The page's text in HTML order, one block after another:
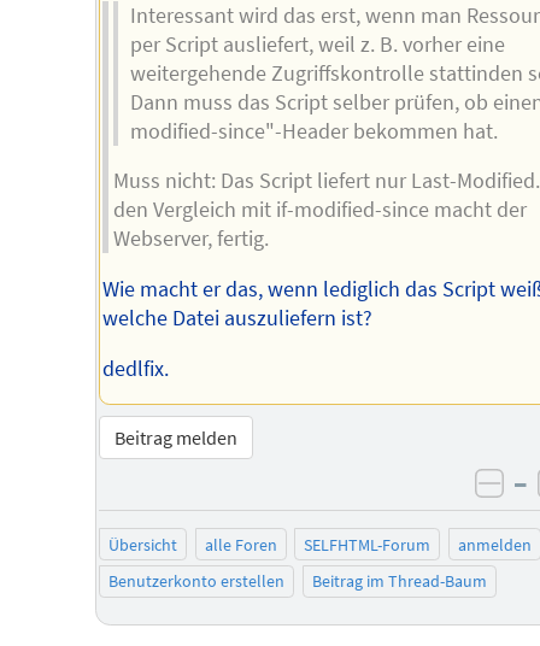
Interessant wird das erst, wenn man
per Script ausliefert, weil z. B. vorher eine
weitergehende Zugriffskontrolle stattinden
Dann muss das Script selber prüfen, ob
modified-since"-Header bekommen hat.
Muss nicht: Das Script liefert nur Last-
den Vergleich mit if-modified-since macht der
Webserver, fertig.
Wie macht er das, wenn lediglich das Script
welche Datei auszuliefern ist?
dedlfix.
Beitrag melden
–
Übersicht alle Foren SELFHTML-Forum
anmelden
Benutzerkonto erstellen
Beitrag im Thread-Baum